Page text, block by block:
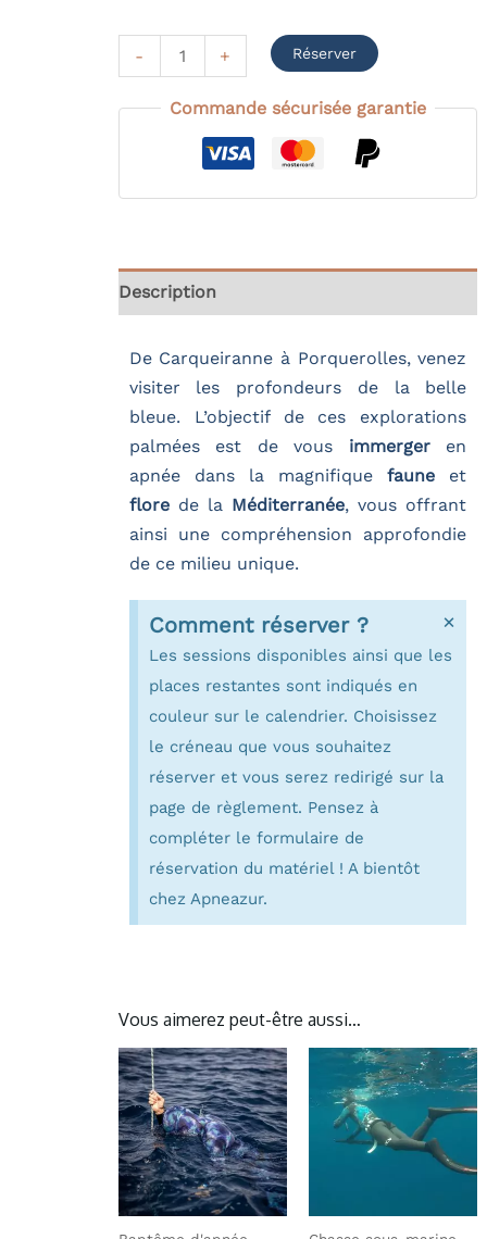
- + Réserver
Commande sécurisée garantie
Description
De Carqueiranne à Porquerolles, venez
visiter les profondeurs de la belle
bleue. L’objectif de ces explorations
palmées est de vous immergeren
apnée dans la magnifiquefaune et
florede la Méditerranée, vous offrant
ainsi une compréhension approfondie
de ce milieu unique.
Comment réserver ?
Les sessions disponibles ainsi que les
places restantes sont indiqués en
couleur sur le calendrier. Choisissez
le créneau que vous souhaitez
réserver et vous serez redirigé sur la
page de règlement. Pensez à
compléter le formulaire de
réservation du matériel ! A bientôt
chez Apneazur.
×
Vous aimerez peut-être aussi…